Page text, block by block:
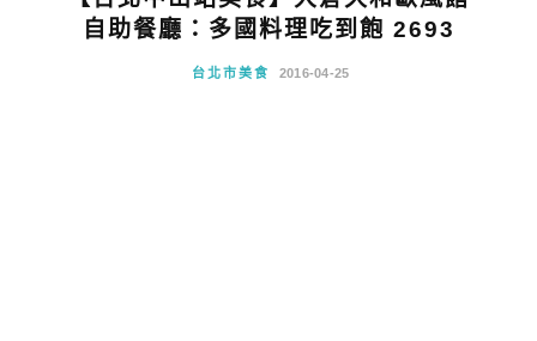
自助餐廳：多國料理吃到飽 2693
台北市美食 2016-04-25